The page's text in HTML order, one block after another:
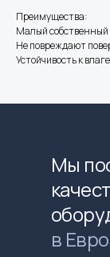
Преимущества:
Малый собственный
Не повреждают
Устойчивость к
Мы
в